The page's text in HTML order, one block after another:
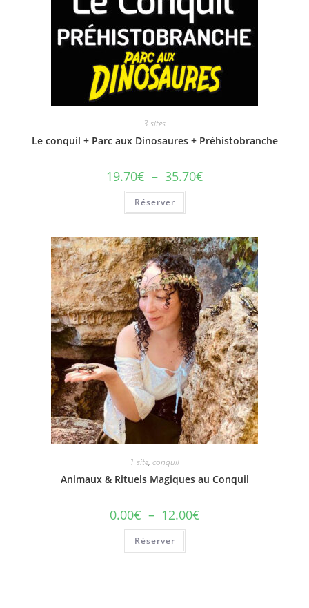
3 sites
Le conquil + Parc aux Dinosaures + Préhistobranche
19.70€ – 35.70€
Réserver
1 site, conquil
Animaux & Rituels Magiques au Conquil
0.00€ – 12.00€
Réserver